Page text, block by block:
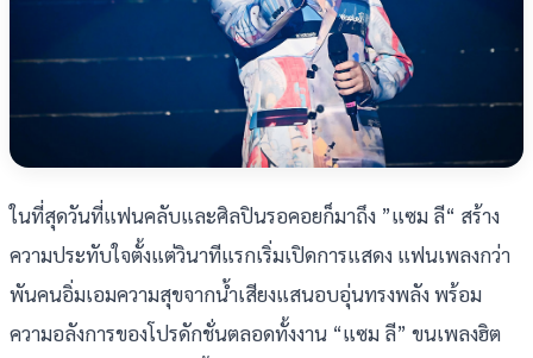
ในที่สุดวันที่แฟนคลับและศิลปินรอคอยก็มาถึง ”แซม ลี“ สร้าง
ความประทับใจตั้งแต่วินาทีแรกเริ่มเปิดการแสดง แฟนเพลงกว่า
พันคนอิ่มเอมความสุขจากน้ำเสียงแสนอบอุ่นทรงพลัง พร้อม
ความอลังการของโปรดักชั่นตลอดทั้งงาน “แซม ลี” ขนเพลงฮิต